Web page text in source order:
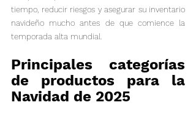
tiempo, reducir riesgos y asegurar su inventario
navideño mucho antes de que comience la
temporada alta mundial.
Principales categorías
de productos para la
Navidad de 2025